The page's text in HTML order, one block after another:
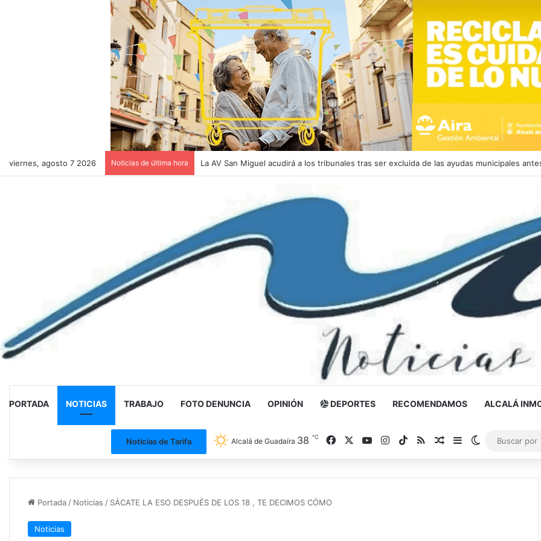
viernes, agosto 7 2026 Noticias de última hora El pollaque
PORTADA NOTICIAS TRABAJO FOTO DENUNCIA OPINIÓN DEPORTES RECOMENDAMOS ALCALÁ
Noticias de Tarifa Alcalá de Guadaíra 38 ℃ FacebookYouTubeInstagram
TikTokRSSNoticia al azar
Barra lateral
Switch skin
Portada/ Noticias / SÁCATE LA ESO DESPUÉS DE LOS 18 , TE DECIMOS CÓMO
Noticias